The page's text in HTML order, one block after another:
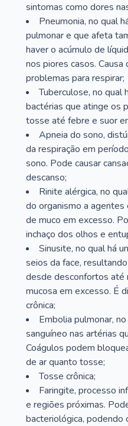
sintomas como dores
Pneumonia, no qual
pulmonar e que afeta
haver o acúmulo de
nos piores casos.
problemas para respirar;
Tuberculose, no qual
bactérias que atinge os
tosse até febre e suor
Apneia do sono,
da respiração em
sono. Pode causar
descanso;
Rinite alérgica, no
do organismo a
de muco em excesso.
inchaço dos olhos e
Sinusite, no qual há
seios da face,
desde desconfortos até
mucosa em excesso. É
crônica;
Embolia pulmonar,
sanguíneo nas artérias
Coágulos podem
de ar quanto tosse;
Tosse crônica;
Faringite, processo
e regiões próximas.
bacteriológica, podendo